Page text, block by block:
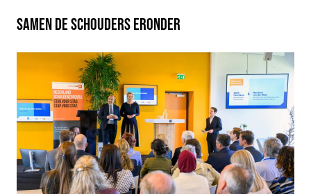
SAMEN DE SCHOUDERS ERONDER